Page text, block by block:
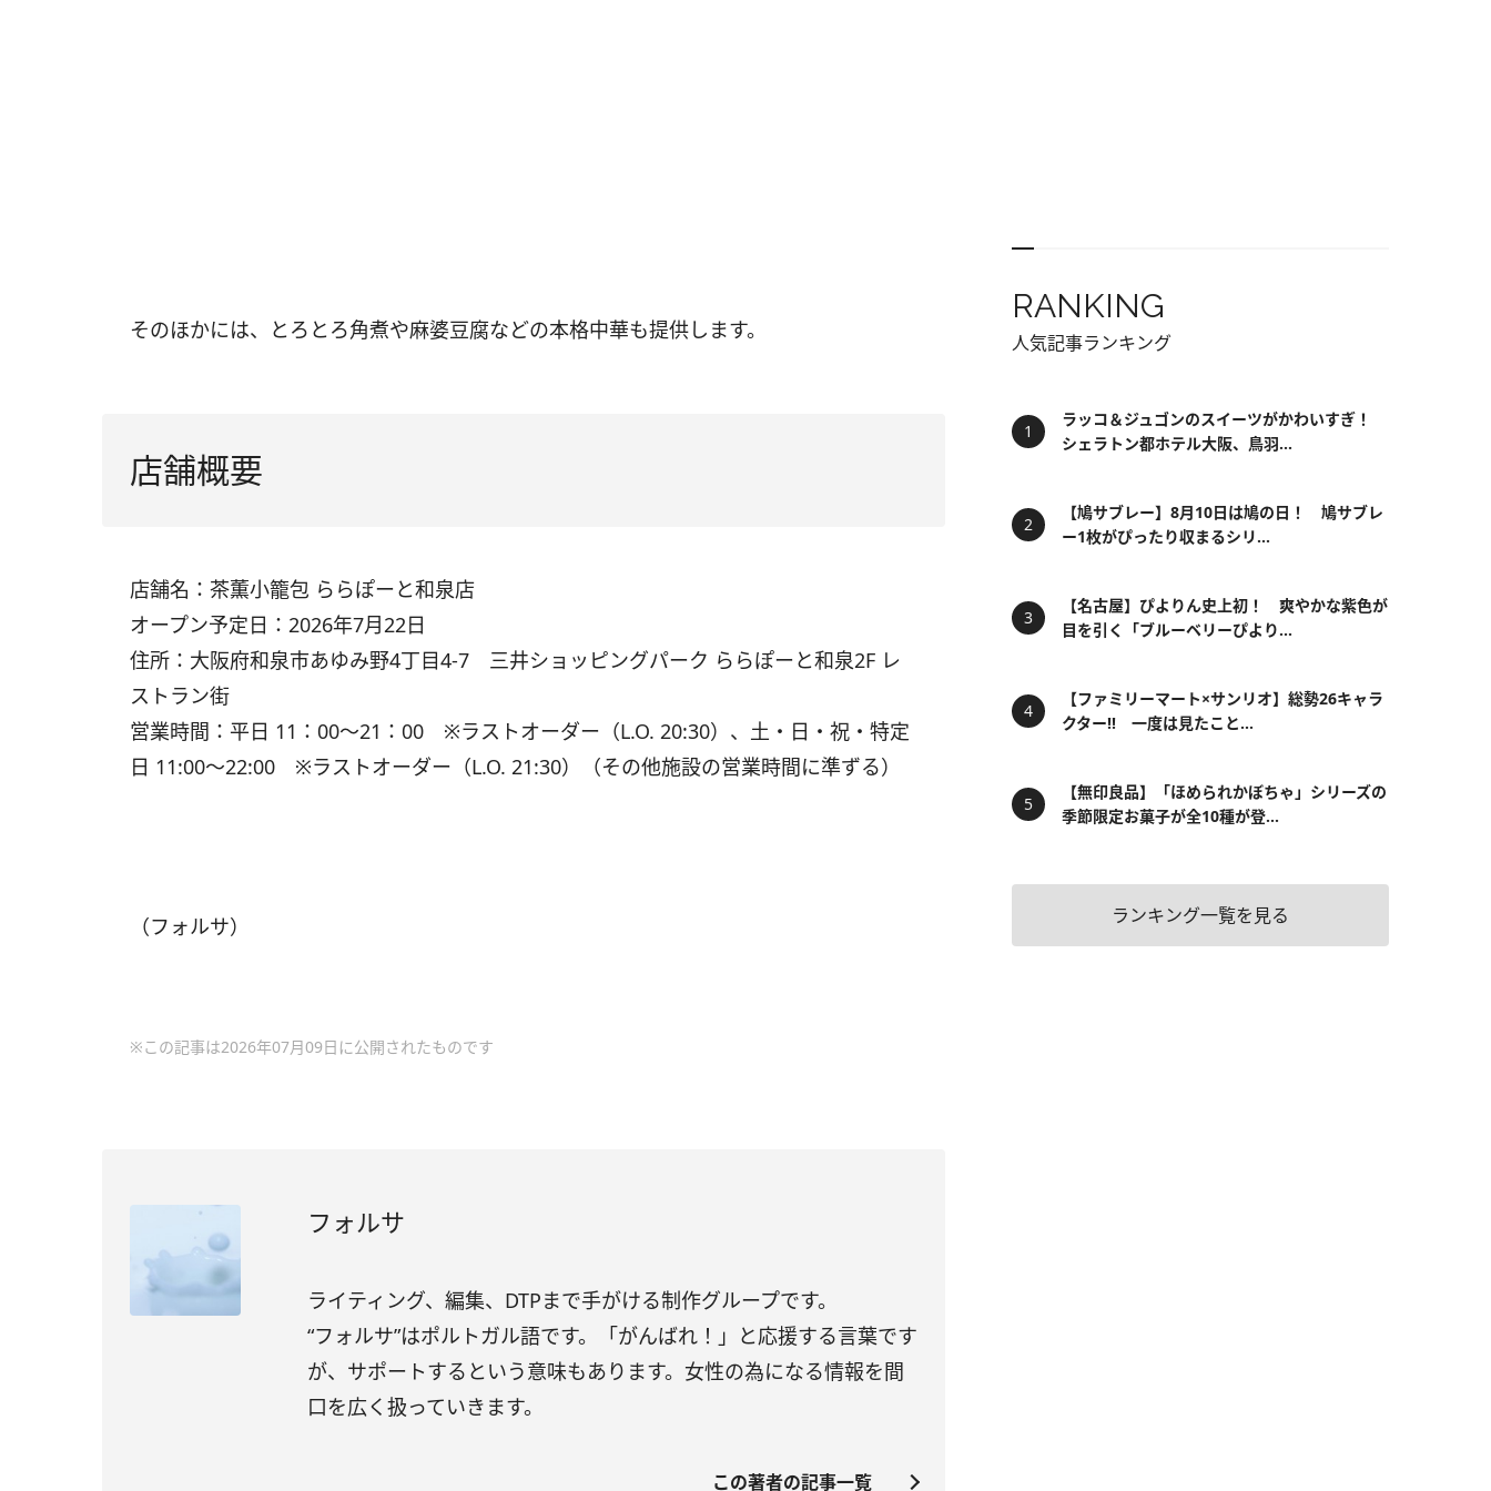
そのほかには、とろとろ角煮や麻婆豆腐などの本格中華も提供します。
店舗概要
店舗名：茶薫小籠包 ららぽーと和泉店
オープン予定日：2026年7月22日
住所：大阪府和泉市あゆみ野4丁目4-7 三井ショッピングパーク ららぽーと和泉2F レ
ストラン街
営業時間：平日 11：00～21：00 ※ラストオーダー（L.O. 20:30）、土・日・祝・特定
日 11:00～22:00 ※ラストオーダー（L.O. 21:30）（その他施設の営業時間に準ずる）
（フォルサ）
※この記事は2026年07月09日に公開されたものです
フォルサ
ライティング、編集、DTPまで手がける制作グループです。
“フォルサ”はポルトガル語です。「がんばれ！」と応援する言葉です
が、サポートするという意味もあります。女性の為になる情報を間
口を広く扱っていきます。
この著者の記事一覧
RANKING
人気記事ランキング
ラッコ＆ジュゴンのスイーツがかわいすぎ！
シェラトン都ホテル大阪、鳥羽...
【鳩サブレー】8月10日は鳩の日！ 鳩サブレ
ー1枚がぴったり収まるシリ...
【名古屋】ぴよりん史上初！ 爽やかな紫色が
目を引く「ブルーベリーぴより...
【ファミリーマート×サンリオ】総勢26キャラ
クター!! 一度は見たこと...
【無印良品】「ほめられかぼちゃ」シリーズの
季節限定お菓子が全10種が登...
ランキング一覧を見る